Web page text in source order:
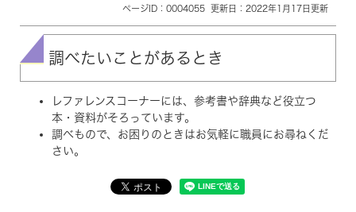
ページID：0004055 更新日：2022年1月17日更新
調べたいことがあるとき
レファレンスコーナーには、参考書や辞典など役立つ
本・資料がそろっています。
調べもので、お困りのときはお気軽に職員にお尋ねくだ
さい。